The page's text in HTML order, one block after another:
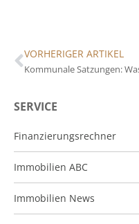
SERVICE
Finanzierungsrechner
Immobilien ABC
Immobilien News
VORHERIGER ARTIKEL